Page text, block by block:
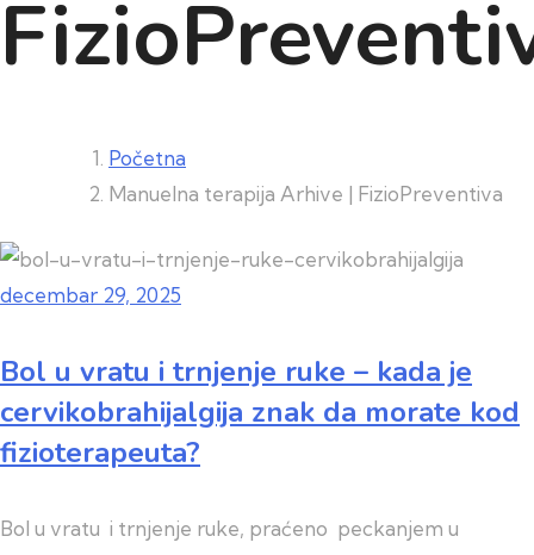
Početna
Manuelna terapija Arhive | FizioPreventiva
decembar 29, 2025
Bol u vratu i trnjenje ruke – kada je
cervikobrahijalgija znak da morate kod
fizioterapeuta?
Bol u vratu i trnjenje ruke, praćeno peckanjem u